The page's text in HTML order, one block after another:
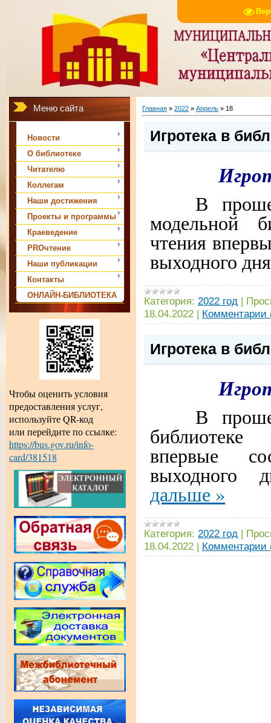
Меню сайта
Новости
О библиотеке
Читателю
Коллегам
Наши достижения
Проекты и программы
Краеведение
PROчтение
Наши публикации
Контакты
ОНЛАЙН-БИБЛИОТЕКА
Чтобы оценить условия
предоставления услуг,
используйте QR-код
или перейдите по ссылке:
https://bus.gov.ru/info-
card/381518
Главная » 2022 » Апрель » 18
Игротека в
В
модельной
чтения
выходного
Категория: 2022 год |
18.04.2022 | Комментарии
Игротека в
В
впервые
выходного
дальше »
Категория: 2022 год |
18.04.2022 | Комментарии